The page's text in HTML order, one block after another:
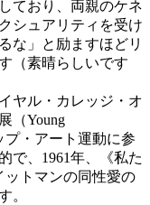
ており、両親のケネ
シュアリティを受け
な」と励ますほどリ
（素晴らしいです
ヤル・カレッジ・オ
（Young
プ・アート運動に参
で、1961年、《私た
ットマンの同性愛の
。